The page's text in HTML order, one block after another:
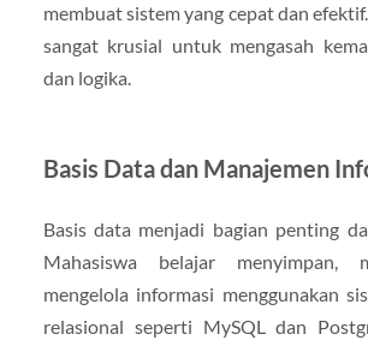
membuat sistem yang cepat dan
sangat krusial untuk mengasah
dan logika.
Basis Data dan Manajemen
Basis data menjadi bagian penting
Mahasiswa belajar menyimpan,
mengelola informasi menggunakan
relasional seperti MySQL dan